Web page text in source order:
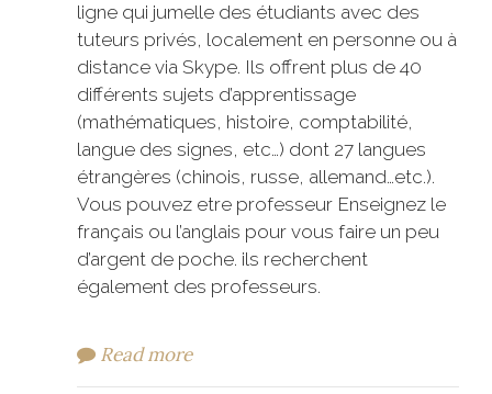
ligne qui jumelle des étudiants avec des
tuteurs privés, localement en personne ou à
distance via Skype. Ils offrent plus de 40
différents sujets d’apprentissage
(mathématiques, histoire, comptabilité,
langue des signes, etc…) dont 27 langues
étrangères (chinois, russe, allemand…etc.).
Vous pouvez etre professeur Enseignez le
français ou l’anglais pour vous faire un peu
d’argent de poche. ils recherchent
également des professeurs.
Read more